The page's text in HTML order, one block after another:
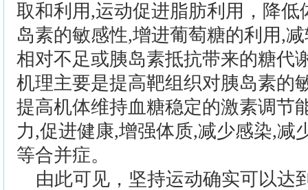
取和利用,运动促进脂肪利用，降
岛素的敏感性,增进葡萄糖的利用,
相对不足或胰岛素抵抗带来的糖代
机理主要是提高靶组织对胰岛素的
提高机体维持血糖稳定的激素调节
力,促进健康,增强体质,减少感染,减
等合并症。
由此可见，坚持运动确实可以达